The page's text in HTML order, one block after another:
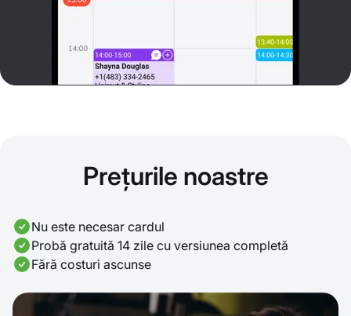
Prețurile noastre
Nu este necesar cardul
Probă gratuită 14 zile cu versiunea completă
Fără costuri ascunse